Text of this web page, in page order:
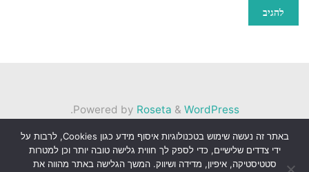
Powered by Roseta & WordPress
.
©2026 הגלריה
באתר זה נעשה שימוש בטכנולוגיות איסוף מידע כגון Cookies, לרבות על
ידי צדדים שלישיים, כדי לספק לך חווית גלישה טובה יותר וכן למטרות
סטטיסטיקה, איפיון, מדידה ושיווק. המשך הגלישה באתר מהווה את